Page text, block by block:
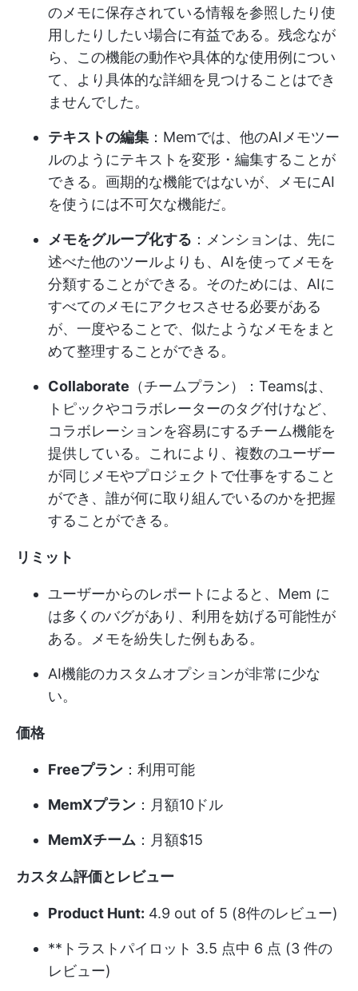
のメモに保存されている情報を参照したり使
用したりしたい場合に有益である。残念なが
ら、この機能の動作や具体的な使用例につい
て、より具体的な詳細を見つけることはでき
ませんでした。
テキストの編集 ：Memでは、他のAIメモツー
ルのようにテキストを変形・編集することが
できる。画期的な機能ではないが、メモにAI
を使うには不可欠な機能だ。
メモをグループ化する ：メンションは、先に
述べた他のツールよりも、AIを使ってメモを
分類することができる。そのためには、AIに
すべてのメモにアクセスさせる必要がある
が、一度やることで、似たようなメモをまと
めて整理することができる。
Collaborate （チームプラン）：Teamsは、
トピックやコラボレーターのタグ付けなど、
コラボレーションを容易にするチーム機能を
提供している。これにより、複数のユーザー
が同じメモやプロジェクトで仕事をすること
ができ、誰が何に取り組んでいるのかを把握
することができる。
リミット
ユーザーからのレポートによると、Mem に
は多くのバグがあり、利用を妨げる可能性が
ある。メモを紛失した例もある。
AI機能のカスタムオプションが非常に少な
い。
価格
Freeプラン ：利用可能
MemXプラン ：月額10ドル
MemXチーム ：月額$15
カスタム評価とレビュー
Product Hunt: 4.9 out of 5 (8件のレビュー)
**トラストパイロット 3.5 点中 6 点 (3 件の
レビュー)